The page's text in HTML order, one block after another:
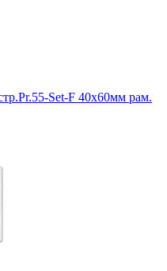
Set-F 40х60мм рам.